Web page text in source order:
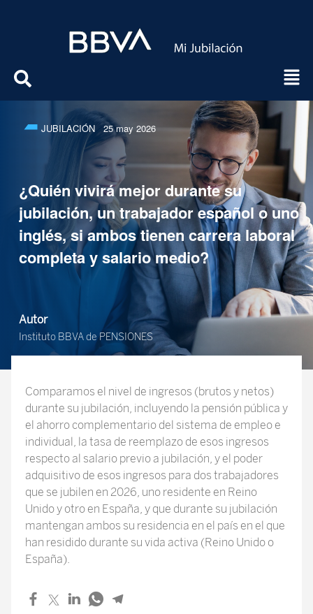
JUBILACIÓN25 may 2026
¿Quién vivirá mejor durante su
jubilación, un trabajador español o uno
inglés, si ambos tienen carrera laboral
completa y salario medio?
Autor
Instituto BBVA de PENSIONES
Comparamos el nivel de ingresos (brutos y netos)
durante su jubilación, incluyendo la pensión pública y
el ahorro complementario del sistema de empleo e
individual, la tasa de reemplazo de esos ingresos
respecto al salario previo a jubilación, y el poder
adquisitivo de esos ingresos para dos trabajadores
que se jubilen en 2026, uno residente en Reino
Unido y otro en España, y que durante su jubilación
mantengan ambos su residencia en el país en el que
han residido durante su vida activa (Reino Unido o
España).